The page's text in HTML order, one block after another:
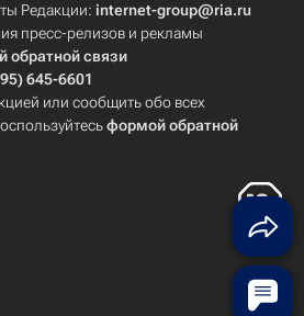
Редакции: internet-group@ria.ru
пресс-релизов и рекламы
обратной связи
645-6601
или сообщить обо всех
формой обратной